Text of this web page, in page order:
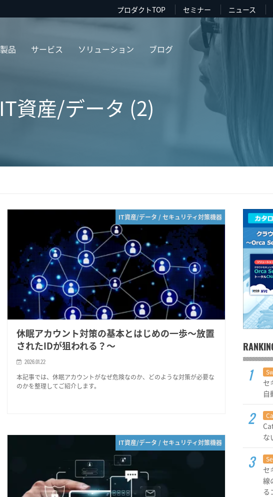
プロダクトTOP セミナー ニュース
製品 サービス ソリューション ブログ
IT資産/データ (2)
IT資産/データ / セキュリティ対策機器
休眠アカウント対策の基本とはじめの一歩～放置
されたIDが狙われる？～
2026.01.22
本記事では、休眠アカウントがなぜ危険なのか、どのような対策が必要な
のかを整理してご紹介します。
IT資産/データ / セキュリティ対策機器
セ
自
な
セ
線
る